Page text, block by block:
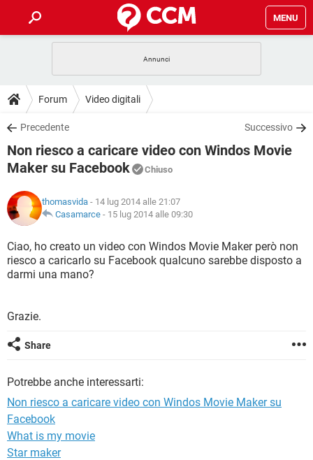
MENU
INTRATTENIMENTO
iOS
INSTAGRAM WHATSAPP
TIKTOK FACEBOOK
HARDWARE
GUIDE
COVID-19
iOS
TIKTOK FACEBOOK
DOWNLOAD
COVID-19 GAMING
INTRATTENIMENTO ANDROID
iOS WINDOWS 10
INSTAGRAM
TIKTOK FACEBOOK
HARDWARE
FORUM
INTRATTENIMENTO ANDROID
INSTAGRAM WHATSAPP
GLOSSARIO
COVID-19
INTRATTENIMENTO ANDROID
iOS
TIKTOK
HARDWARE
Forum Video digitali
Precedente Successivo
Non riesco a caricare video con Windos Movie
Maker su Facebook
Chiuso
thomasvida - 14 lug 2014 alle 21:07
Casamarce - 15 lug 2014 alle 09:30
Ciao, ho creato un video con Windos Movie Maker però non
riesco a caricarlo su Facebook qualcuno sarebbe disposto a
darmi una mano?
Grazie.
Share
Potrebbe anche interessarti:
Non riesco a caricare video con Windos Movie Maker su
Facebook
What is my movie
Star maker